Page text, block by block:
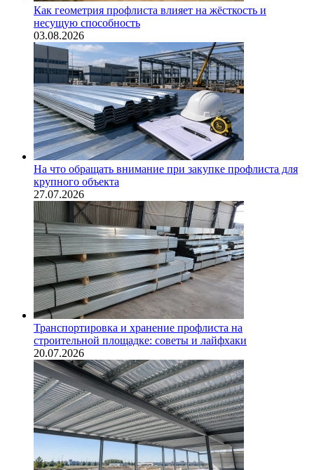
Как геометрия профлиста влияет на жёсткость и
несущую способность
03.08.2026
На что обращать внимание при закупке профлиста для
крупного объекта
27.07.2026
Транспортировка и хранение профлиста на
строительной площадке: советы и лайфхаки
20.07.2026